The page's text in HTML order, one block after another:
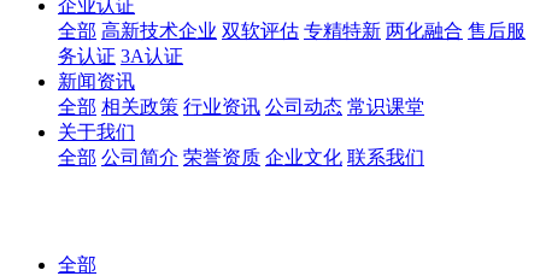
企业认证
全部 高新技术企业 双软评估 专精特新 两化融合 售后服
务认证 3A认证
新闻资讯
全部 相关政策 行业资讯 公司动态 常识课堂
关于我们
全部 公司简介 荣誉资质 企业文化 联系我们
全部